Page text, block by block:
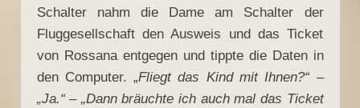
Schalter nahm die Dame am Schalter der
Fluggesellschaft den Ausweis und das Ticket
von Rossana entgegen und tippte die Daten in
den Computer. „Fliegt das Kind mit Ihnen?“ –
„Ja.“ – „Dann bräuchte ich auch mal das Ticket